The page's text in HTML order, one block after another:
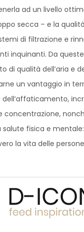
ad un livello
secca – e la qualità
di filtrazione e
inquinanti. Da
di qualità dell’aria e
un vantaggio in
dell’affaticamento,
concentrazione,
fisica e mentale:
la vita delle